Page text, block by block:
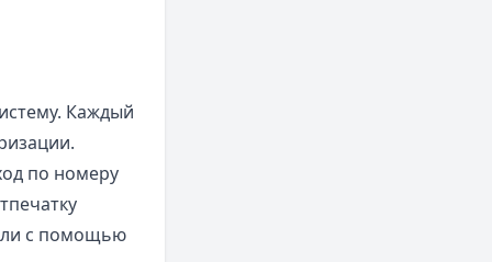
Каждый
по номеру
с помощью